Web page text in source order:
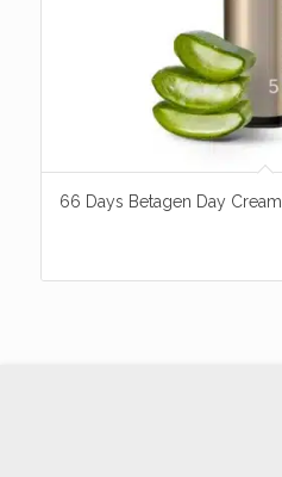
66 Days Betagen Day Cream